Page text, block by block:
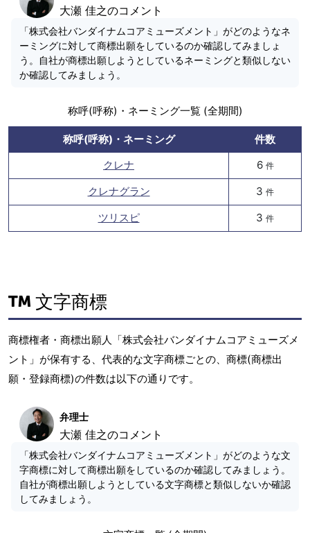
大瀬 佳之のコメント
「株式会社バンダイナムコアミューズメント」がどのようなネ
ーミングに対して商標出願をしているのか確認してみましょ
う。自社が商標出願しようとしているネーミングと類似しない
か確認してみましょう。
称呼(呼称)・ネーミング一覧 (全期間)
称呼(呼称)・ネーミング
件数
クレナ
6 件
クレナグラン 3 件
ツリスピ 3 件
文字商標
商標権者・商標出願人「株式会社バンダイナムコアミューズメ
ント」が保有する、代表的な文字商標ごとの、商標(商標出
願・登録商標)の件数は以下の通りです。
弁理士
大瀬 佳之のコメント
「株式会社バンダイナムコアミューズメント」がどのような文
字商標に対して商標出願をしているのか確認してみましょう。
自社が商標出願しようとしている文字商標と類似しないか確認
してみましょう。